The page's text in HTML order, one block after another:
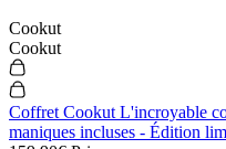
Cookut
Cookut
Coffret Cookut L'incroyable
maniques incluses - Édition